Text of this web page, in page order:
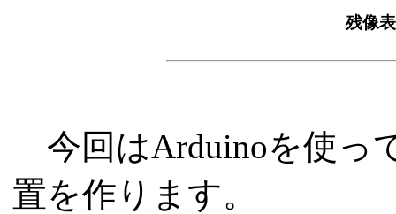
残像
今回はArduinoを使っ
置を作ります。